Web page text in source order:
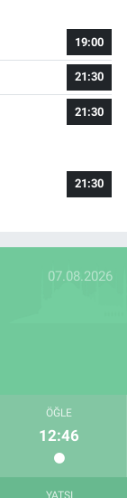
19:00
21:30
21:30
21:30
07.08.2026
ÖĞLE
12:46
YATSI